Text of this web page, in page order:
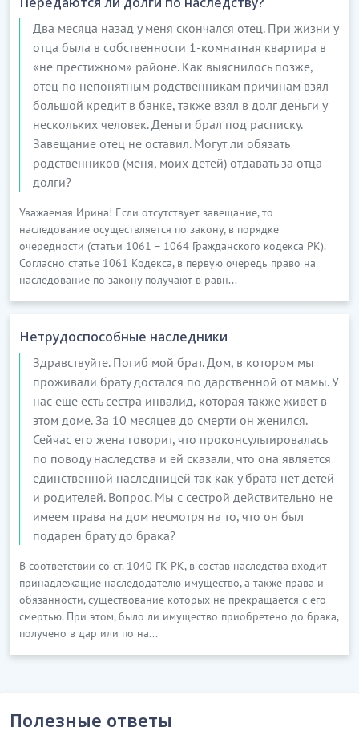
Два месяца назад у меня скончался отец. При жизни у
отца была в собственности 1-комнатная квартира в
«не престижном» районе. Как выяснилось позже,
отец по непонятным родственникам причинам взял
большой кредит в банке, также взял в долг деньги у
нескольких человек. Деньги брал под расписку.
Завещание отец не оставил. Могут ли обязать
родственников (меня, моих детей) отдавать за отца
долги?
Уважаемая Ирина! Если отсутствует завещание, то
наследование осуществляется по закону, в порядке
очередности (статьи 1061 – 1064 Гражданского кодекса РК).
Согласно статье 1061 Кодекса, в первую очередь право на
наследование по закону получают в равн...
Нетрудоспособные наследники
Здравствуйте. Погиб мой брат. Дом, в котором мы
проживали брату достался по дарственной от мамы. У
нас еще есть сестра инвалид, которая также живет в
этом доме. За 10 месяцев до смерти он женился.
Сейчас его жена говорит, что проконсультировалась
по поводу наследства и ей сказали, что она является
единственной наследницей так как у брата нет детей
и родителей. Вопрос. Мы с сестрой действительно не
имеем права на дом несмотря на то, что он был
подарен брату до брака?
В соответствии со ст. 1040 ГК РК, в состав наследства входит
принадлежащие наследодателю имущество, а также права и
обязанности, существование которых не прекращается с его
смертью. При этом, было ли имущество приобретено до брака,
получено в дар или по на...
Полезные ответы